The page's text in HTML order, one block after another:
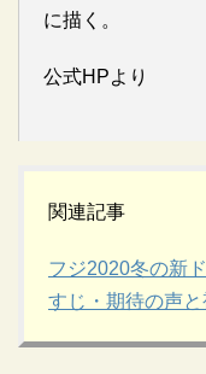
に描く。
公式HPより
関連記事
フジ2020冬の新
すじ・期待の声